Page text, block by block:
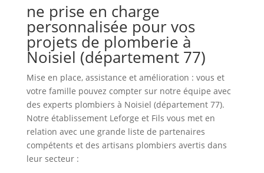
ne prise en charge
personnalisée pour vos
projets de plomberie à
Noisiel (département 77)
Mise en place, assistance et amélioration : vous et
votre famille pouvez compter sur notre équipe avec
des experts plombiers à Noisiel (département 77).
Notre établissement Leforge et Fils vous met en
relation avec une grande liste de partenaires
compétents et des artisans plombiers avertis dans
leur secteur :